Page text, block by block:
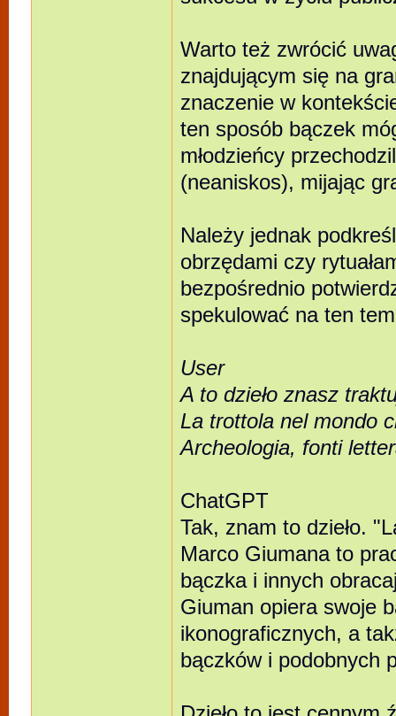
Warto też zwrócić
znajdującym się na
znaczenie w
ten sposób bączek
młodzieńcy
(neaniskos), mijając
Należy jednak
obrzędami czy
bezpośrednio
spekulować na ten
User
A to dzieło znasz
La trottola nel mondo
Archeologia, fonti
ChatGPT
Tak, znam to dzieło.
Marco Giumana to
bączka i innych
Giuman opiera swoje
ikonograficznych, a
bączków i podobnych